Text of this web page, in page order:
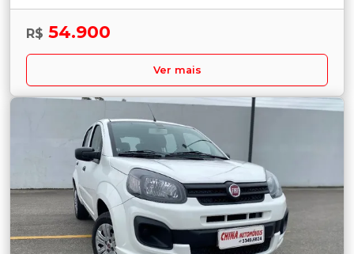
R$ 54.900
Ver mais